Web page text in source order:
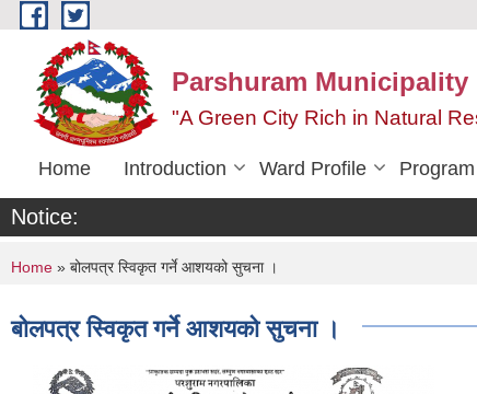
Skip to main content
Parshuram Municipality
"A Green City Rich in Natural
Home Introduction Ward Profile
Notice:
You are here
Home » बोलपत्र स्विकृत गर्ने आशयको सुचना ।
बोलपत्र स्विकृत गर्ने आशयको सुचना ।